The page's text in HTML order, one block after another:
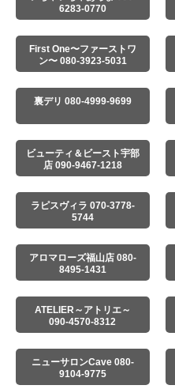
6283-0770
First One〜ファーストワ
ン〜 080-3923-5031
裏デリ 080-4999-9699
ビューティ＆ビースト宇部
店 090-9467-1218
ラピスヴィラ 070-3778-
5744
アロマローズ福山店 080-
8495-1431
ATELIER～アトリエ～
090-4570-8312
ニューサロンCave 080-
9104-9775